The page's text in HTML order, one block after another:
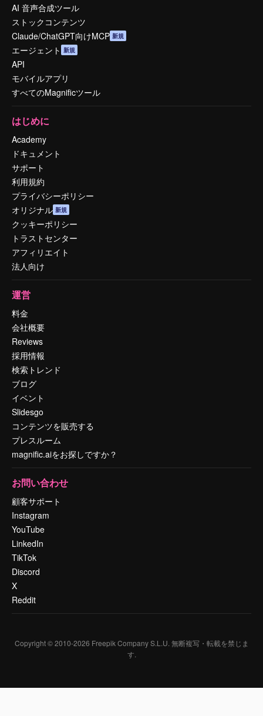
AI 音声合成ツール
ストックコンテンツ
Claude/ChatGPT向けMCP 新規
エージェント 新規
API
モバイルアプリ
すべてのMagnificツール
はじめに
Academy
ドキュメント
サポート
利用規約
プライバシーポリシー
オリジナル 新規
クッキーポリシー
トラストセンター
アフィリエイト
法人向け
運営
料金
会社概要
Reviews
採用情報
検索トレンド
ブログ
イベント
Slidesgo
コンテンツを販売する
プレスルーム
magnific.aiをお探しですか？
お問い合わせ
顧客サポート
Instagram
YouTube
LinkedIn
TikTok
Discord
X
Reddit
Copyright © 2010-2026 Freepik Company S.L.U. 無断複写・転載を禁じま
す.